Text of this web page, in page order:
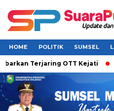
HOME POLITIK SUMSEL
Terjaring OTT Kejati